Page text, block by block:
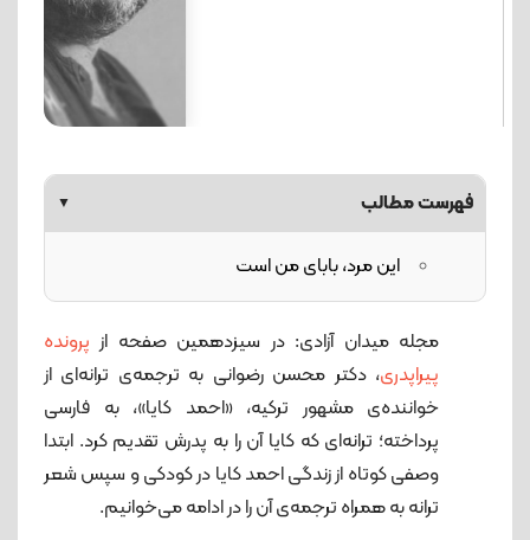
فهرست مطالب ▼
این مرد، بابای من است
مجله میدان آزادی: در سیزدهمین صفحه از پرونده
پیراپدری، دکتر محسن رضوانی به ترجمه‌ی ترانه‌ای از
خواننده‌ی مشهور ترکیه، «احمد کایا»، به فارسی
پرداخته؛ ترانه‌ای که کایا آن را به پدرش تقدیم کرد. ابتدا
وصفی کوتاه از زندگی احمد کایا در کودکی و سپس شعر
ترانه به همراه ترجمه‌ی آن را در ادامه می‌خوانیم.